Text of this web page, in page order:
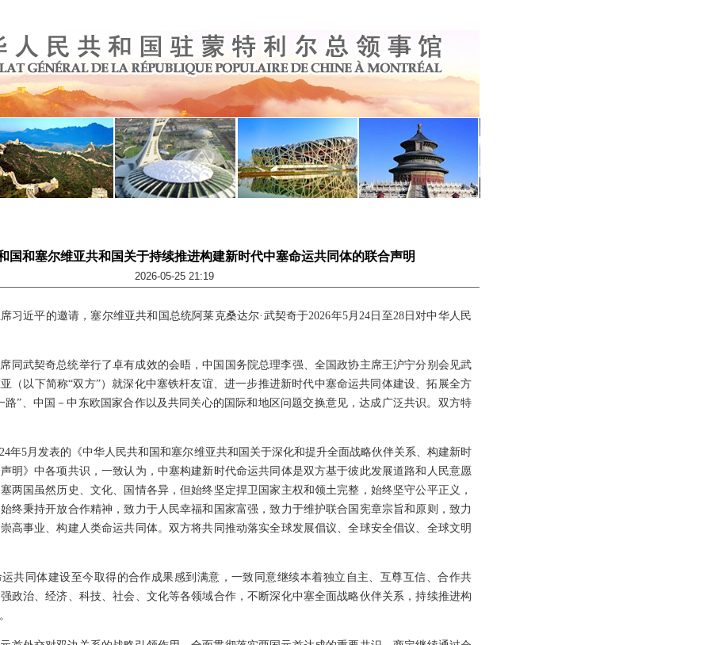
国和塞尔维亚共和国关于持续推进构建新时代中塞命运共同体的联合声明
2026-05-25 21:19
习近平的邀请，塞尔维亚共和国总统阿莱克桑达尔·武契奇于2026年5月24日至28日对中华人民
同武契奇总统举行了卓有成效的会晤，中国国务院总理李强、全国政协主席王沪宁分别会见武
（以下简称“双方”）就深化中塞铁杆友谊、进一步推进新时代中塞命运共同体建设、拓展全方
路”、中国－中东欧国家合作以及共同关心的国际和地区问题交换意见，达成广泛共识。双方特
年5月发表的《中华人民共和国和塞尔维亚共和国关于深化和提升全面战略伙伴关系、构建新时
明》中各项共识，一致认为，中塞构建新时代命运共同体是双方基于彼此发展道路和人民意愿
两国虽然历史、文化、国情各异，但始终坚定捍卫国家主权和领土完整，始终坚守公平正义，
终秉持开放合作精神，致力于人民幸福和国家富强，致力于维护联合国宪章宗旨和原则，致力
高事业、构建人类命运共同体。双方将共同推动落实全球发展倡议、全球安全倡议、全球文明
共同体建设至今取得的合作成果感到满意，一致同意继续本着独立自主、互尊互信、合作共
政治、经济、科技、社会、文化等各领域合作，不断深化中塞全面战略伙伴关系，持续推进构